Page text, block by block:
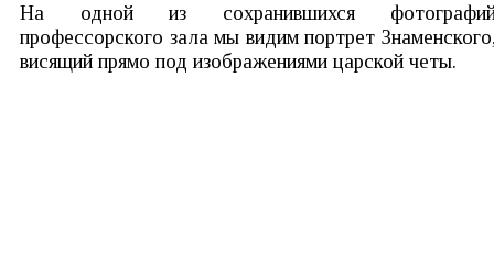
На одной из сохранившихся
профессорского зала мы видим портрет
висящий прямо под изображениями царской четы.